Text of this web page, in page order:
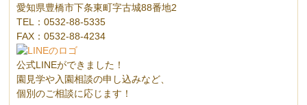
愛知県豊橋市下条東町字古城88番地2
TEL：0532-88-5335
FAX：0532-88-4234
公式LINEができました！
園見学や入園相談の申し込みなど、
個別のご相談に応じます！